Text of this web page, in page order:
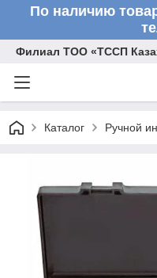
По наличию
Филиал ТОО «ТССП
Каталог Ручной